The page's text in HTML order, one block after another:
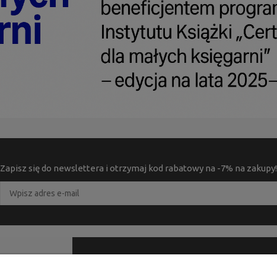
Zapisz się do newslettera i otrzymaj kod rabatowy na -7% na zakupy!